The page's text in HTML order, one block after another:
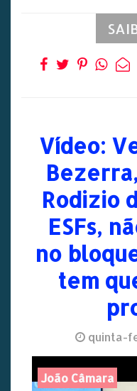
Vídeo:
Rodizio
ESFs,
no
tem
quinta-
João Câmara